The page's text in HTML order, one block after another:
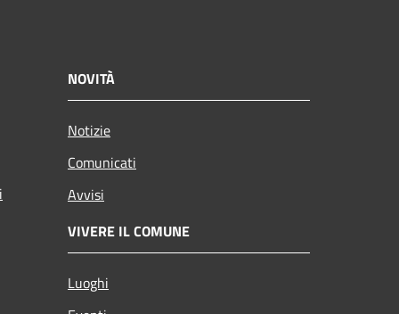
NOVITÀ
Notizie
Comunicati
Avvisi
VIVERE IL COMUNE
Luoghi